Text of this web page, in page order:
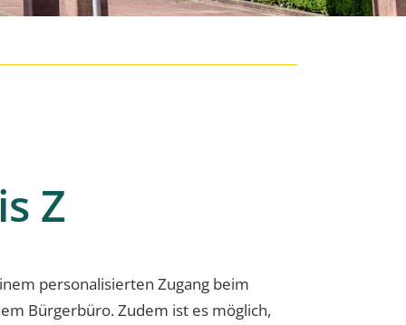
Z
personalisierten Zugang beim
Bürgerbüro. Zudem ist es möglich,